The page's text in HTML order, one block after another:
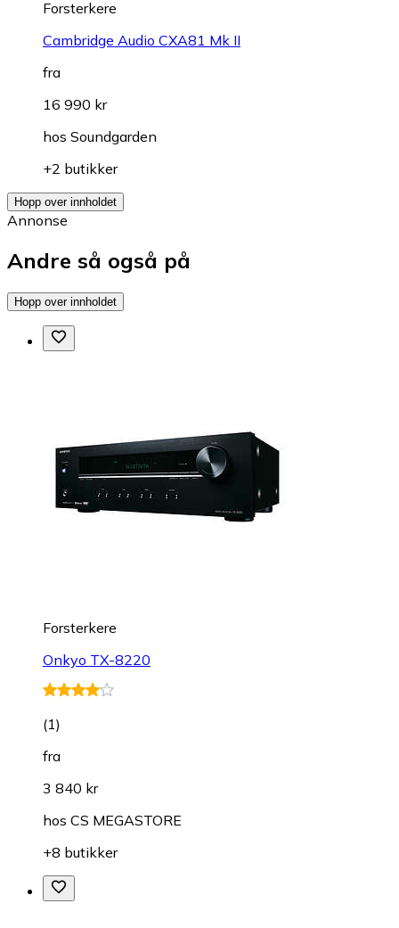
Forsterkere
Cambridge Audio CXA81 Mk II
fra
16 990 kr
hos Soundgarden
+2 butikker
Hopp over innholdet
Annonse
Andre så også på
Hopp over innholdet
Forsterkere
Onkyo TX-8220
(1)
fra
3 840 kr
hos CS MEGASTORE
+8 butikker